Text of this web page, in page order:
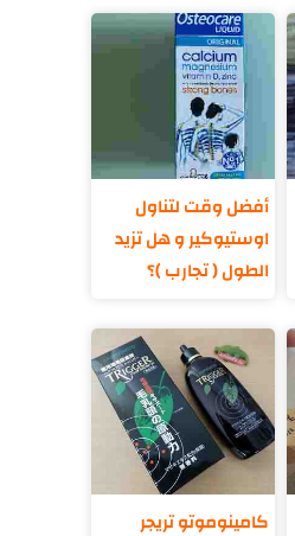
أفضل وقت لتناول
اوستيوكير و هل تزيد
الطول ( تجارب )؟
كامينوموتو تريجر